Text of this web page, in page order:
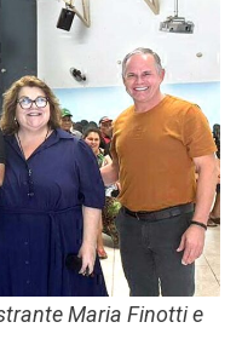
Maria Finotti e